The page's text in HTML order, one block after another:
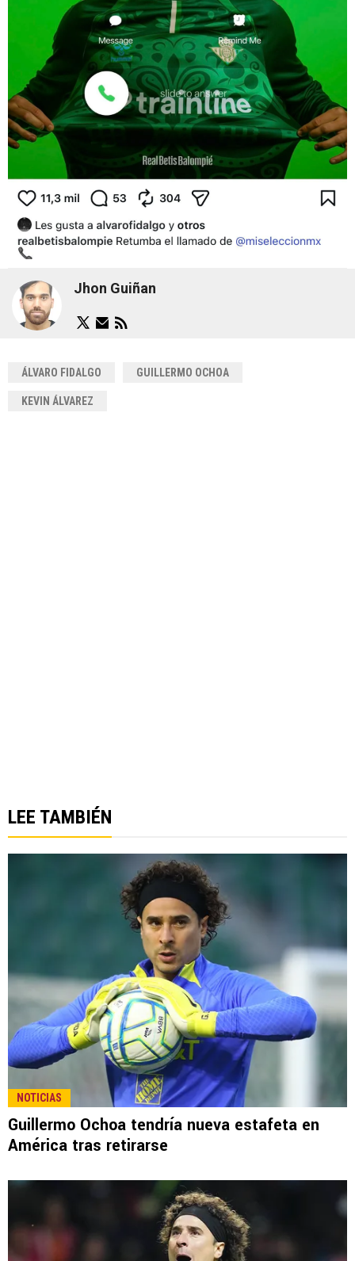
Jhon Guiñan
ÁLVARO FIDALGO GUILLERMO OCHOA
KEVIN ÁLVAREZ